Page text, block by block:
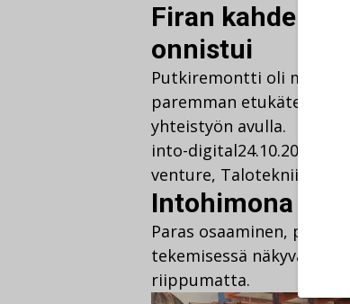
Firan kahden
onnistui
Putkiremontti oli
paremman
yhteistyön avulla.
into-digital24.10.2016
venture, Talotekniikka
Intohimona
Paras osaaminen,
tekemisessä näkyvät
riippumatta.